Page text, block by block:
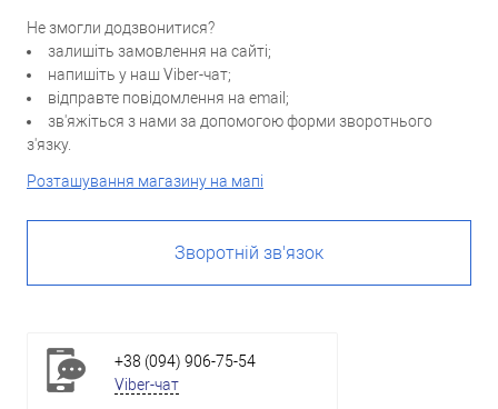
Не змогли додзвонитися?
залишіть замовлення на сайті;
напишіть у наш Viber-чат;
відправте повідомлення на email;
зв'яжіться з нами за допомогою форми зворотнього
з'язку.
Розташування магазину на мапі
Зворотній зв'язок
+38 (094) 906-75-54
Viber-чат